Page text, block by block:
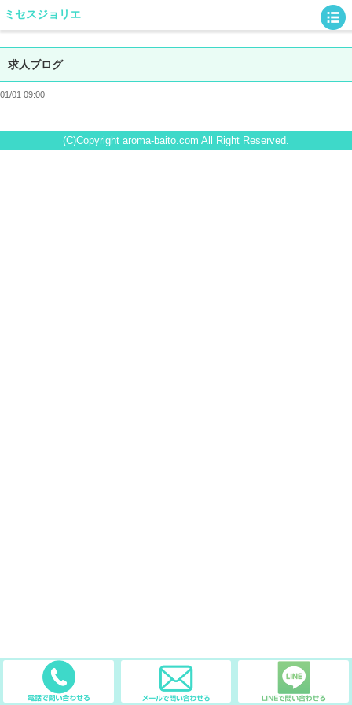
ミセスジョリエ
求人ブログ
01/01 09:00
(C)Copyright aroma-baito.com All Right Reserved.